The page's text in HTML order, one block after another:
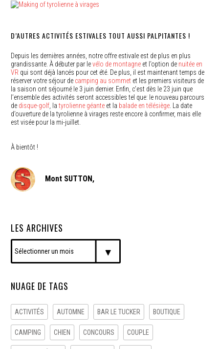
D’AUTRES ACTIVITÉS ESTIVALES TOUT AUSSI PALPITANTES !
Depuis les dernières années, notre offre estivale est de plus en plus
grandissante. À débuter par levélo de montagne et l’option de nuitée en
VR qui sont déjà lancés pour cet été. De plus, il est maintenant temps de
réserver votre séjour de camping au sommet et les premiers visiteurs de
la saison ont séjourné le 3 juin dernier. Enfin, c’est dès le 23 juin que
l’ensemble des activités seront accessibles tel que: le nouveau parcours
de disque-golf , latyrolienne géante et la balade en télésiège . La date
d’ouverture de la tyrolienne à virages reste encore à confirmer, mais elle
est visée pour la mi-juillet.
À bientôt !
Mont SUTTON,
LES ARCHIVES
NUAGE DE TAGS
ACTIVITÉS AUTOMNE BAR LE TUCKER BOUTIQUE
CAMPING CHIEN CONCOURS COUPLE